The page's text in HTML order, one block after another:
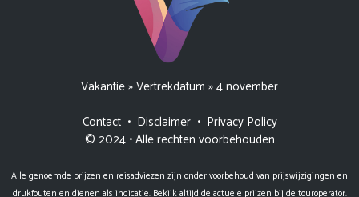
Vakantie»Vertrekdatum »4 november
Contact• Disclaimer• Privacy Policy
© 2024 • Alle rechten voorbehouden
Alle genoemde prijzen en reisadviezen zijn onder voorbehoud van prijswijzigingen en